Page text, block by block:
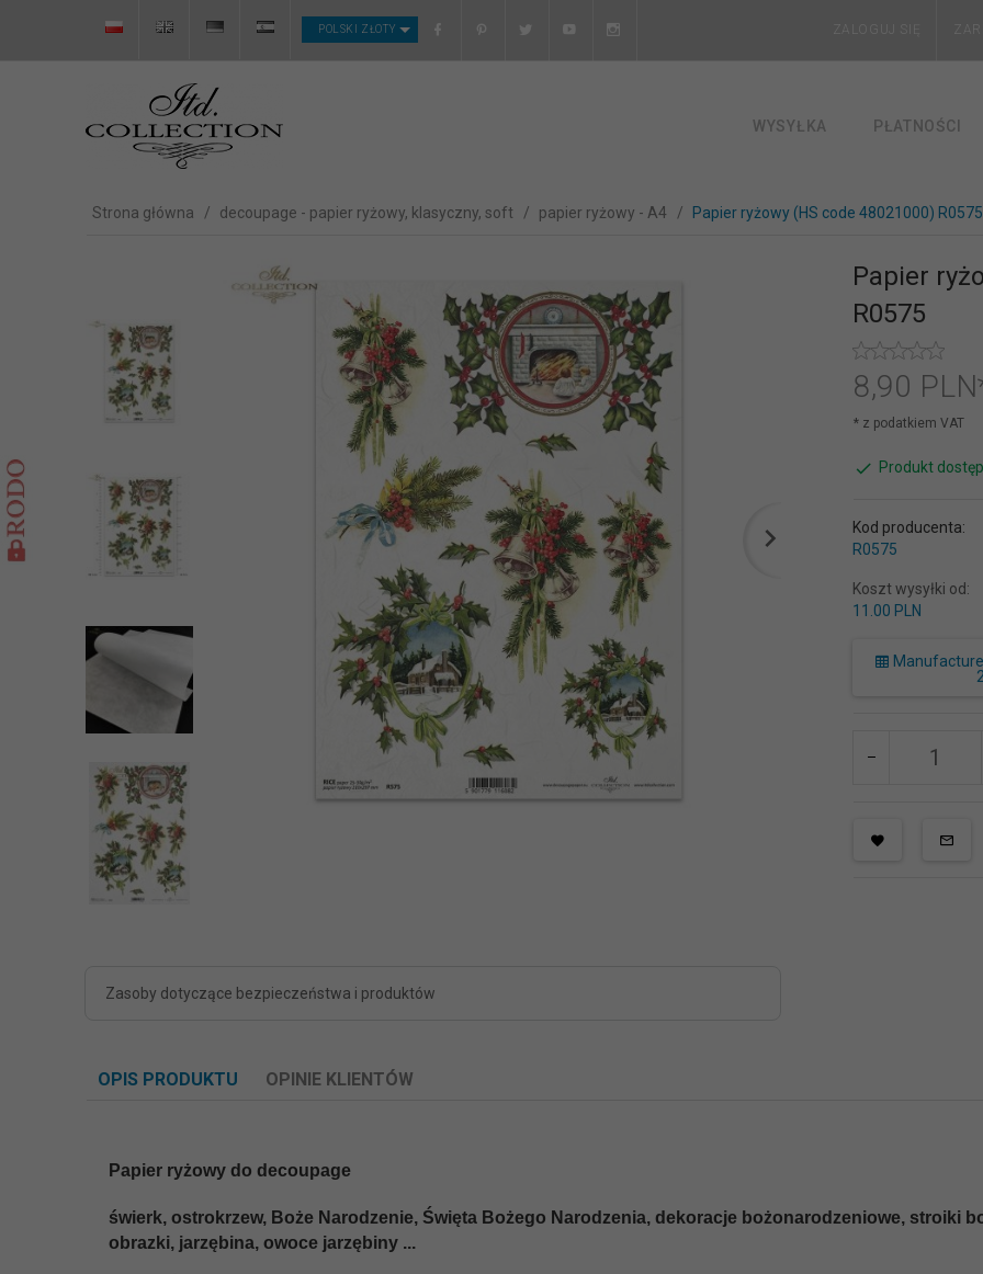
CURRENCY_H
POLSKI ZŁOTY ZALOGUJ SIĘ
WYSYŁKA PŁATNOŚCI
Strona główna decoupage - papier ryżowy, klasyczny, soft papier ryżowy - A4 Papier ryżowy (HS code 48021000) R0575
Zasoby dotyczące bezpieczeństwa i produktów
Papier
R0575
8,90
* z podatkiem VAT
Produkt
Kod producenta:
R0575
Koszt wysyłki od:
11.00 PLN
OPIS PRODUKTU OPINIE KLIENTÓW
Papier ryżowy do decoupage
świerk, ostrokrzew, Boże Narodzenie, Święta Bożego Narodzenia, dekoracje bożonarodzeniowe, stroiki
obrazki, jarzębina, owoce jarzębiny ...